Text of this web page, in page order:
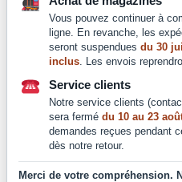
Pour offrir les meilleures
telles que les cookies pour stocker
appareils. Le fait de consentir à ces
traiter des données telles que le
uniques sur ce site. Le fait de ne
consentement peut avoir un effet
et fonctions.
Conditions
vente et
Vous pouvez continuer à
ligne. En revanche, les
seront suspendues du 30
inclus. Les envois
Service clients
Notre service clients
sera fermé du 10 au 23
demandes reçues pendant
dès notre retour.
Merci de votre compréhension.